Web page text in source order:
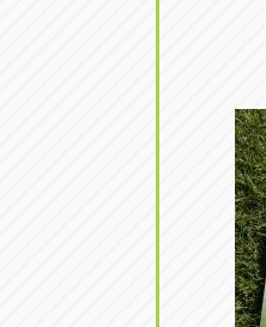
愛知県碧
アップル常
愛知県常
アップル小
愛知県小